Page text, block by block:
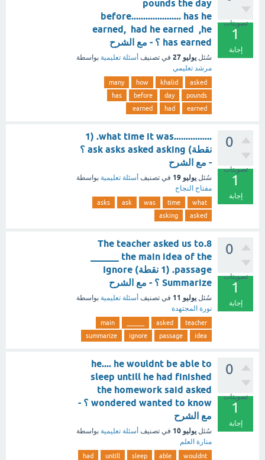
تصويتات
1
إجابة
pounds the day
before..................... has he
earned, had he earned ,he
has earned ؟ - مع الشرح
سُئل يوليو 27 في تصنيف أسئلة تعليمية بواسطة
مرشد تعليمي
asked
khalid
how
many
pounds
day
before
has
earned
had
earned
0
تصويتات
1
إجابة
................what time it was. (1
نقطة) ask asks asked asking ؟
- مع الشرح
سُئل يوليو 19 في تصنيف أسئلة تعليمية بواسطة
مفتاح النجاح
what
time
was
ask
asks
asked
asking
0
تصويتات
1
إجابة
8.The teacher asked us to
______ the main idea of the
passage. (1 نقطة) Ignore
Summarize ؟ - مع الشرح
سُئل يوليو 11 في تصنيف أسئلة تعليمية بواسطة
نورة المجتهدة
teacher
asked
main
idea
passage
ignore
summarize
0
تصويتات
1
إجابة
he.... he wouldnt be able to
sleep untill he had finished
the homework said asked
wondered wanted to know ؟ -
مع الشرح
سُئل يوليو 10 في تصنيف أسئلة تعليمية بواسطة
منارة العلم
wouldnt
able
sleep
untill
had